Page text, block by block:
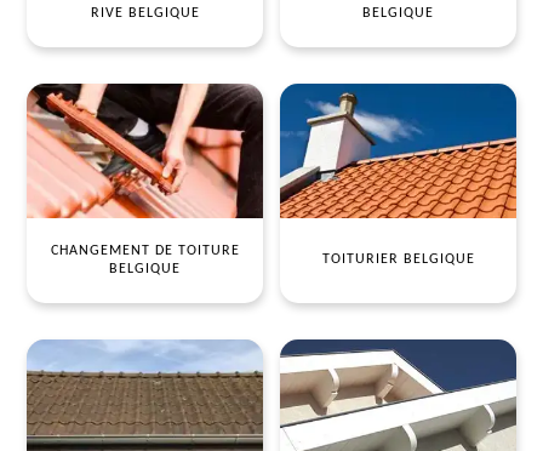
RIVE BELGIQUE
BELGIQUE
CHANGEMENT DE TOITURE
BELGIQUE
TOITURIER BELGIQUE